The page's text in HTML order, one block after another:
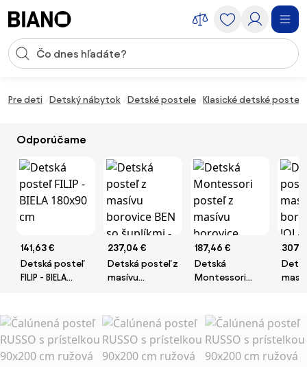
Vstup pre vyhľadávanie
Pre deti Detský nábytok Detské postele Klasické detské postele
Odporúčame
141,63 €
Detská posteľ
FILIP - BIELA
237,04 €
Detská posteľ z
masívu
200x90 cm -
BOROVICA
187,46 €
Detská
Montessori
- 200x90 cm -